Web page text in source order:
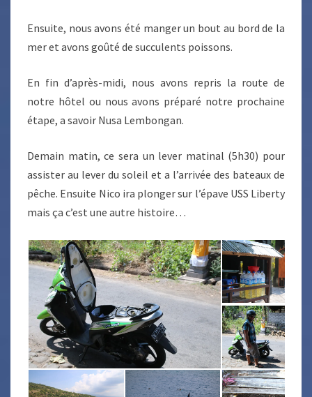
Ensuite, nous avons été manger un bout au bord de la
mer et avons goûté de succulents poissons.
En fin d’après-midi, nous avons repris la route de
notre hôtel ou nous avons préparé notre prochaine
étape, a savoir Nusa Lembongan.
Demain matin, ce sera un lever matinal (5h30) pour
assister au lever du soleil et a l’arrivée des bateaux de
pêche. Ensuite Nico ira plonger sur l’épave USS Liberty
mais ça c’est une autre histoire…